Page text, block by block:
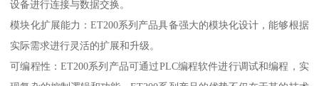
设备进行连接与数据交换。
模块化扩展能力：ET200系列产品具备强大的模块化设计，能够根据
实际需求进行灵活的扩展和升级。
可编程性：ET200系列产品可通过PLC编程软件进行调试和编程，实